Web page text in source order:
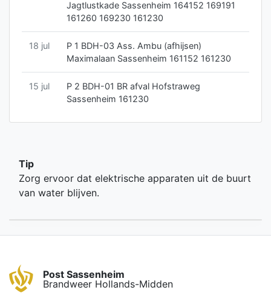
Jagtlustkade Sassenheim 164152 169191
161260 169230 161230
18 jul
P 1 BDH-03 Ass. Ambu (afhijsen)
Maximalaan Sassenheim 161152 161230
15 jul
P 2 BDH-01 BR afval Hofstraweg
Sassenheim 161230
Tip
Zorg ervoor dat elektrische apparaten uit de buurt
van water blijven.
Post Sassenheim
Brandweer Hollands-Midden